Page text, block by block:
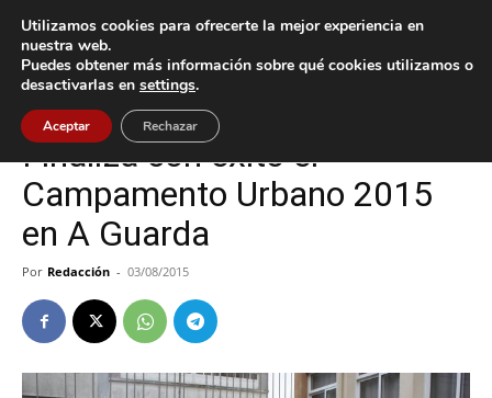
Inicio A Guarda
A Guarda
Finaliza con éxito el
Campamento Urbano 2015
en A Guarda
Por Redacción - 03/08/2015
Utilizamos cookies para ofrecerte la mejor experiencia en
nuestra web.
Puedes obtener más información sobre qué cookies utilizamos o
desactivarlas en settings.
Aceptar Rechazar